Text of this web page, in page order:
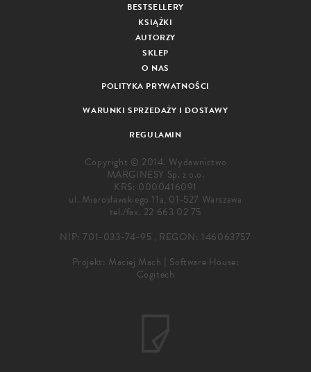
BESTSELLERY
KSIĄŻKI
AUTORZY
SKLEP
O NAS
POLITYKA PRYWATNOŚCI
WARUNKI SPRZEDAŻY I DOSTAWY
REGULAMIN
Copyright © 2014. Wydawnictwo
MARGINESY Sp. z o.o.
KRS: 0000416091
ul. Mierosławskiego 11a, 01-527 Warszawa
tel./fax. 22 663 02 75
NIP: 701-033-74-95 , REGON: 146063757
Projekt: Maciej Mach | Software House:
Cogitech